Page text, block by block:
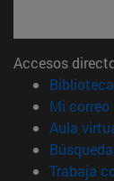
Accesos
Biblioteca
Mi correo
Aula
Trabaja